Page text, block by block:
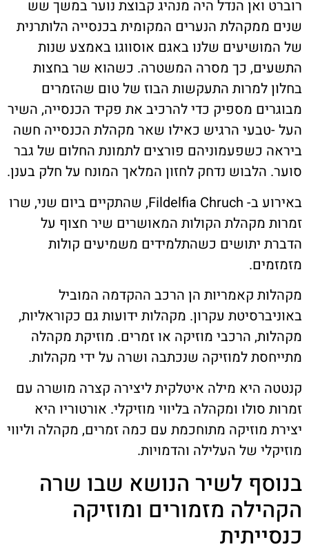
רוברט ואן הנדל היה מנהיג קבוצת נוער במשך שש
שנים ממקהלת הנערים המקומית בכנסייה הלותרנית
של המושיעים שלנו באגם אוסווגו באמצע שנות
התשעים, כך מסרה המשטרה. כשהוא שר בחצות
בחלון למרות התעקשות הבוז של טום שהזמרים
מבוגרים מספיק כדי להרכיב את פקיד הכנסייה, השיר
העל -טבעי הרגיש כאילו שאר מקהלת הכנסייה חשה
ביראה כשפעמוניהם פורצים לתמונת החלום של גבר
סוער. הלבוש נדחק לחזון המלאך המונח על חלק בענן.
באירוע ב- Fildelfia Chruch, שהתקיים ביום שני, שרו
זמרות מקהלת הקולות המאושרים שיר חצוף על
הדברת יתושים כשהתלמידים משמיעים קולות
מזמזמים.
מקהלות קאמריות הן הרכב ההקדמה המוביל
באוניברסיטת עקרון. מקהלות ידועות גם כקוראליות,
מקהלות, הרכבי מוזיקה או זמרים. מוזיקת מקהלה
מתייחסת למוזיקה שנכתבה ושרה על ידי מקהלות.
קנטטה היא מילה איטלקית ליצירה קצרה מושרה עם
זמרות סולו ומקהלה בליווי מוזיקלי. אורטוריו היא
יצירת מוזיקה מתוחכמת עם כמה זמרים, מקהלה וליווי
מוזיקלי של העלילה והדמויות.
בנוסף לשיר הנושא שבו שרה
הקהילה מזמורים ומוזיקה
כנסייתית